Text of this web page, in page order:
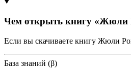
Чем открыть книгу «Жюли
Если вы скачиваете книгу Жюли
База знаний (β)